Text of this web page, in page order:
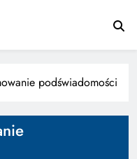
podświadomości